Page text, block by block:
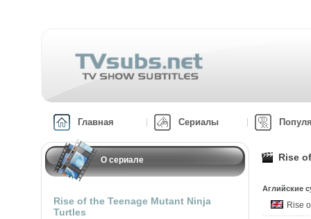
Главная Сериалы
О сериале
Rise of the Teenage Mutant Ninja
Turtles
Rise
Аглийские
Rise